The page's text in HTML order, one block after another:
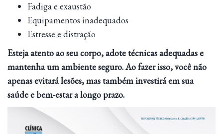
Fadiga e exaustão
Equipamentos inadequados
Estresse e distração
Esteja atento ao seu corpo, adote técnicas adequadas e
mantenha um ambiente seguro. Ao fazer isso, você não
apenas evitará lesões, mas também investirá em sua
saúde e bem-estar a longo prazo.